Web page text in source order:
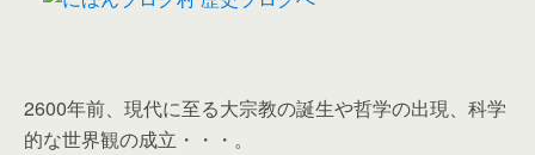
2600年前、現代に至る大宗教の誕生や哲学の出現、科学
的な世界観の成立・・・。